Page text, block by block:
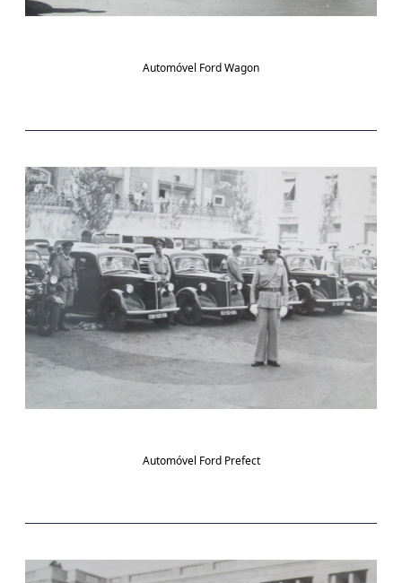
Automóvel Ford Wagon
Automóvel Ford Prefect